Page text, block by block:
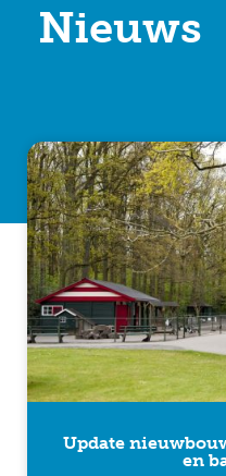
Nieuws
Update
en